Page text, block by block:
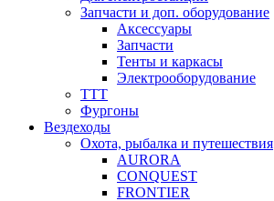
Запчасти и доп. оборудование
Аксессуары
Запчасти
Тенты и каркасы
Электрооборудование
ТТТ
Фургоны
Вездеходы
Охота, рыбалка и путешествия
AURORA
CONQUEST
FRONTIER